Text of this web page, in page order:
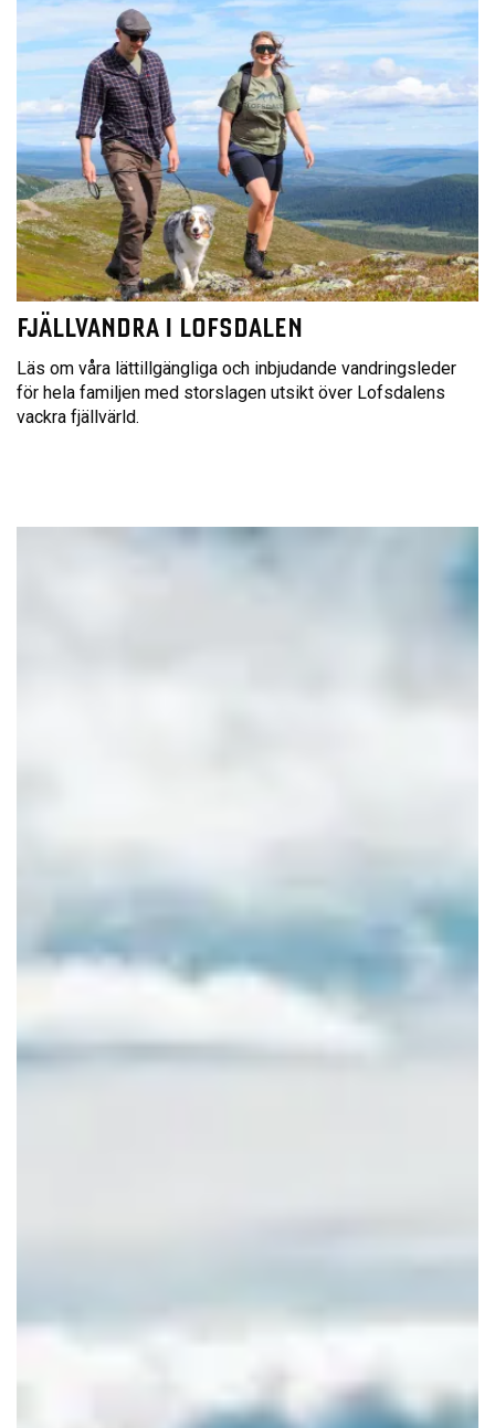
FJÄLLVANDRA I LOFSDALEN
Läs om våra lättillgängliga och inbjudande vandringsleder
för hela familjen med storslagen utsikt över Lofsdalens
vackra fjällvärld.